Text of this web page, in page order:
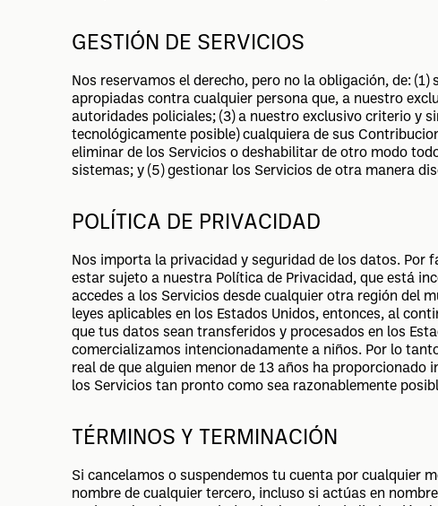
GESTIÓN DE SERVICIOS
Nos reservamos el derecho, pero no la obligación, de:
apropiadas contra cualquier persona que, a nuestro
autoridades policiales; (3) a nuestro exclusivo criterio y
tecnológicamente posible) cualquiera de sus
eliminar de los Servicios o deshabilitar de otro modo
sistemas; y (5) gestionar los Servicios de otra manera
POLÍTICA DE PRIVACIDAD
Nos importa la privacidad y seguridad de los datos. Por
estar sujeto a nuestra Política de Privacidad, que está
accedes a los Servicios desde cualquier otra región del
leyes aplicables en los Estados Unidos, entonces, al
que tus datos sean transferidos y procesados en los
comercializamos intencionadamente a niños. Por lo
real de que alguien menor de 13 años ha
los Servicios tan pronto como sea razonablemente
TÉRMINOS Y TERMINACIÓN
Si cancelamos o suspendemos tu cuenta por cualquier
nombre de cualquier tercero, incluso si actúas en